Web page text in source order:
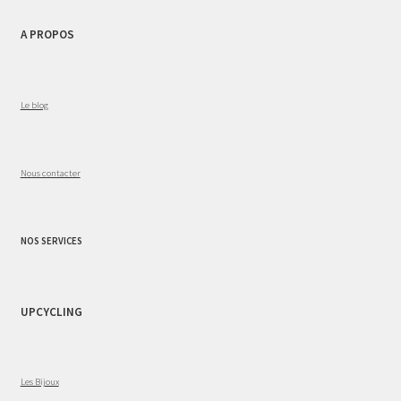
A PROPOS
Le blog
Nous contacter
NOS SERVICES
UPCYCLING
Les Bijoux